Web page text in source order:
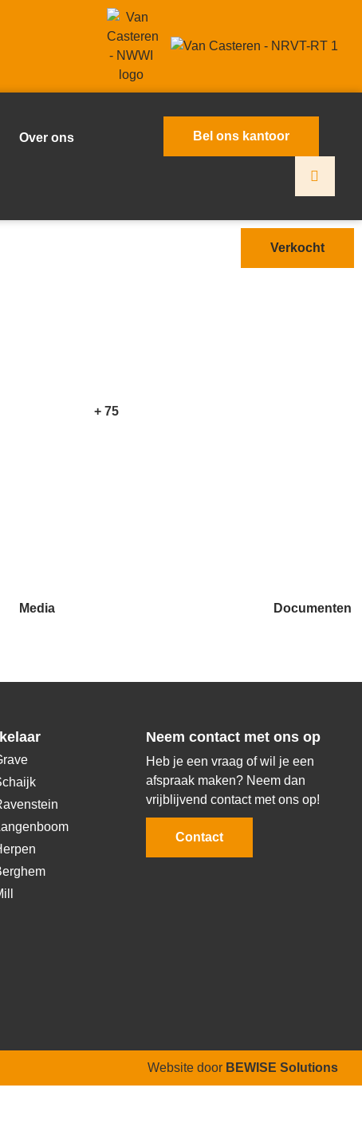
Over ons Bel ons kantoor
Verkocht
+ 75
Media Documenten
Neem contact met ons op
Heb je een vraag of wil je een
afspraak maken? Neem dan
vrijblijvend contact met ons op!
Contact
Website door BEWISE Solutions